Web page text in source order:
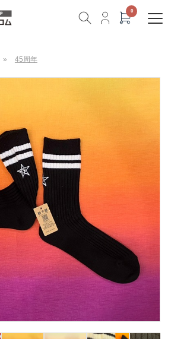
» 45周年